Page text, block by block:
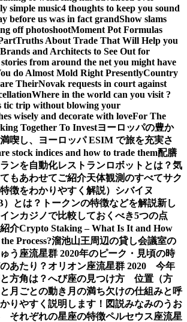
simple music4 thoughts to keep you sound
before us was in fact grandShow slams
off photoshootMoment Pot Formulas
Truths About Trade That Will Help you
and Architects to See Out for
from around the net you might have
do Almost Mold Right PresentlyCountry
TheirNovak requests in court against
Where in the world can you visit ?
tic trip without blowing your
wisely and decorate with loveFor The
Together To Investヨーロッパの豊か
喫し、ヨーロッパ ESIM で旅を充実さ
stock indices and how to trade them配膳
ンを自動化レストランロボットとは？気
もあわせてご紹介天体観測のすべてサク
徴をわかりやすく解説） シバイヌ
）とは？トークンの特徴などを解説新し
ンカジノで比較しておくべき5つの点
介Crypto Staking – What Is It and How
Process?溜池山王周辺の貸し会議室の
う座流星群 2020年のピーク・見頃の時
あたり？オリオン座流星群 2020 今年
方角は？へび座の見つけ方 位置（方
月ごとの動き 月の満ち欠けの仕組みと呼
りやすく説明します！図説みなみのうお
それぞれの星座の特徴ペルセウス座流星